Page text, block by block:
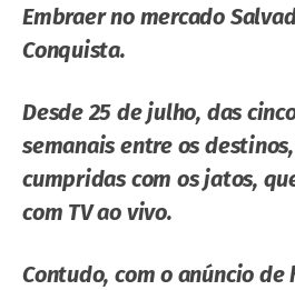
Embraer no mercado
Conquista.
Desde 25 de julho, das
semanais entre os
cumpridas com os jatos,
com TV ao vivo.
Contudo, com o anúncio de